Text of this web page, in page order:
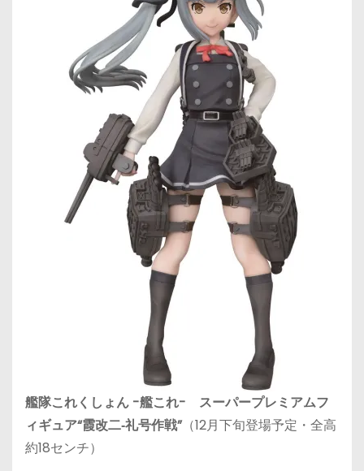
艦隊これくしょん -艦これ- スーパープレミアムフ
ィギュア“霞改二‐礼号作戦”（12月下旬登場予定・全高
約18センチ）